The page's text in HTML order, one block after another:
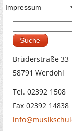
Suchformular
Brüderstraße 33
58791 Werdohl
Tel. 02392 1508
Fax 02392 14838